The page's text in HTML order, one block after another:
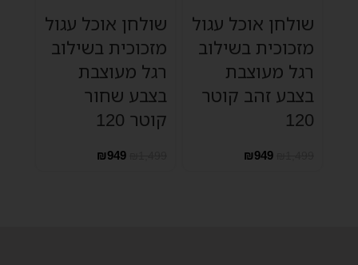
שולחן אוכל עגול
מזכוכית בשילוב
רגל מעוצבת
בצבע זהב קוטר
120
₪949
שולחן אוכל עגול
מזכוכית בשילוב
רגל מעוצבת
בצבע שחור
קוטר 120
₪949